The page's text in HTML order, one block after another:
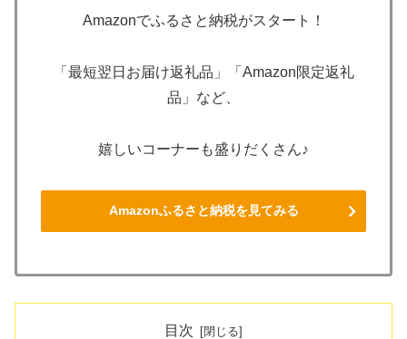
Amazonでふるさと納税がスタート！
「最短翌日お届け返礼品」「Amazon限定返礼
品」など、
嬉しいコーナーも盛りだくさん♪
Amazonふるさと納税を見てみる
目次